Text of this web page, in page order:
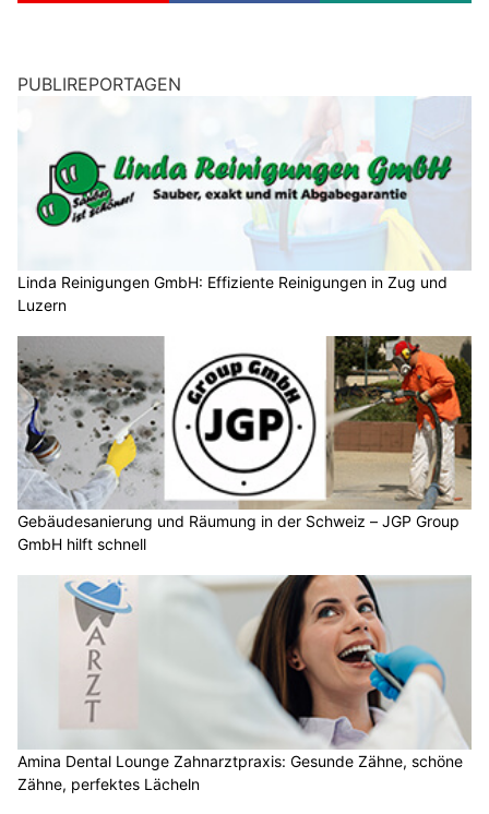
PUBLIREPORTAGEN
Linda Reinigungen GmbH: Effiziente Reinigungen in Zug und
Luzern
Gebäudesanierung und Räumung in der Schweiz – JGP Group
GmbH hilft schnell
Amina Dental Lounge Zahnarztpraxis: Gesunde Zähne, schöne
Zähne, perfektes Lächeln